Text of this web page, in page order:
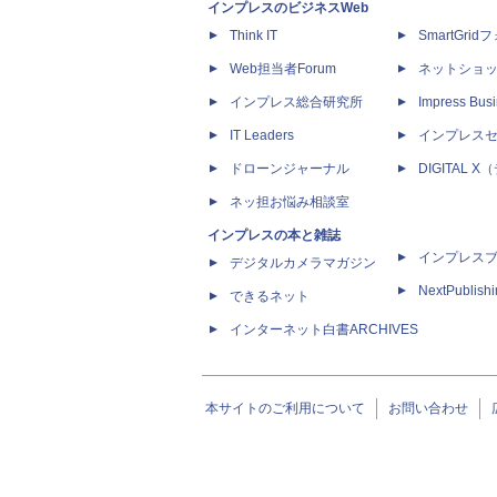
インプレスのビジネスWeb
Think IT
Web担当者Forum
インプレス総合研究所
IT Leaders
ドローンジャーナル
ネッ担お悩み相談室
インプレスの本と雑誌
デジタルカメラマガジン
できるネット
インターネット白書ARCHIVES
SmartGridフ
ネットショ
Impress
インプレス
DIGITAL X（
インプレス
本サイトのご利用について お問い合わせ